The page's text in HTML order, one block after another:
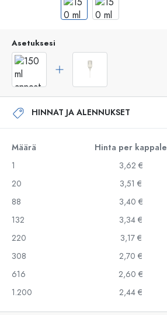
Asetuksesi
HINNAT JA ALENNUKSET
Määrä Hinta per kappale
1
3,62 €
20
3,51 €
88
3,40 €
132
3,34 €
220
3,17 €
308
2,70 €
616
2,60 €
1.200
2,44 €